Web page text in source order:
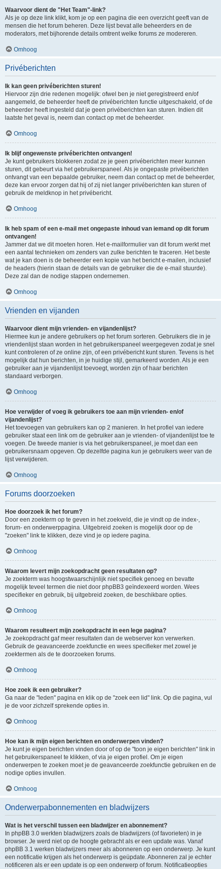
Waarvoor dient de "Het Team"-link?
Als je op deze link klikt, kom je op een pagina die een overzicht geeft van de
mensen die het forum beheren. Deze lijst bevat alle beheerders en de
moderators, met bijhorende details omtrent welke forums ze modereren.
Omhoog
Privéberichten
Ik kan geen privéberichten sturen!
Hiervoor zijn drie redenen mogelijk: ofwel ben je niet geregistreerd en/of
aangemeld, de beheerder heeft de privéberichten functie uitgeschakeld, of de
beheerder heeft ingesteld dat je geen privéberichten kan sturen. Indien dit
laatste het geval is, neem dan contact op met de beheerder.
Omhoog
Ik blijf ongewenste privéberichten ontvangen!
Je kunt gebruikers blokkeren zodat ze je geen privéberichten meer kunnen
sturen, dit gebeurt via het gebruikerspaneel. Als je ongepaste privéberichten
ontvangt van een bepaalde gebruiker, neem dan contact op met de beheerder,
deze kan ervoor zorgen dat hij of zij niet langer privéberichten kan sturen of
gebruik de meldknop in het privébericht.
Omhoog
Ik heb spam of een e-mail met ongepaste inhoud van iemand op dit forum
ontvangen!
Jammer dat we dit moeten horen. Het e-mailformulier van dit forum werkt met
een aantal technieken om zenders van zulke berichten te traceren. Het beste
wat je kan doen is de beheerder een kopie van het bericht e-mailen, inclusief
de headers (hierin staan de details van de gebruiker die de e-mail stuurde).
Deze zal dan de nodige stappen ondernemen.
Omhoog
Vrienden en vijanden
Waarvoor dient mijn vrienden- en vijandenlijst?
Hiermee kun je andere gebruikers op het forum sorteren. Gebruikers die in je
vriendenlijst staan worden in het gebruikerspaneel weergegeven zodat je snel
kunt controleren of ze online zijn, of een privébericht kunt sturen. Tevens is het
mogelijk dat hun berichten, in je huidige stijl, gemarkeerd worden. Als je een
gebruiker aan je vijandenlijst toevoegt, worden zijn of haar berichten
standaard verborgen.
Omhoog
Hoe verwijder of voeg ik gebruikers toe aan mijn vrienden- en/of
vijandenlijst?
Het toevoegen van gebruikers kan op 2 manieren. In het profiel van iedere
gebruiker staat een link om de gebruiker aan je vrienden- of vijandenlijst toe te
voegen. De tweede manier is via het gebruikerspaneel, je moet dan een
gebruikersnaam opgeven. Op dezelfde pagina kun je gebruikers weer van de
lijst verwijderen.
Omhoog
Forums doorzoeken
Hoe doorzoek ik het forum?
Door een zoekterm op te geven in het zoekveld, die je vindt op de index-,
forum- en onderwerppagina. Uitgebreid zoeken is mogelijk door op de
"zoeken" link te klikken, deze vind je op iedere pagina.
Omhoog
Waarom levert mijn zoekopdracht geen resultaten op?
Je zoekterm was hoogstwaarschijnlijk niet specifiek genoeg en bevatte
mogelijk teveel termen die niet door phpBB3 geïndexeerd worden. Wees
specifieker en gebruik, bij uitgebreid zoeken, de beschikbare opties.
Omhoog
Waarom resulteert mijn zoekopdracht in een lege pagina?
Je zoekopdracht gaf meer resultaten dan de webserver kon verwerken.
Gebruik de geavanceerde zoekfunctie en wees specifieker met zowel je
zoektermen als de te doorzoeken forums.
Omhoog
Hoe zoek ik een gebruiker?
Ga naar de "leden" pagina en klik op de "zoek een lid" link. Op die pagina, vul
je de voor zichzelf sprekende opties in.
Omhoog
Hoe kan ik mijn eigen berichten en onderwerpen vinden?
Je kunt je eigen berichten vinden door of op de "toon je eigen berichten" link in
het gebruikerspaneel te klikken, of via je eigen profiel. Om je eigen
onderwerpen te zoeken moet je de geavanceerde zoekfunctie gebruiken en de
nodige opties invullen.
Omhoog
Onderwerpabonnementen en bladwijzers
Wat is het verschil tussen een bladwijzer en abonnement?
In phpBB 3.0 werkten bladwijzers zoals de bladwijzers (of favorieten) in je
browser. Je werd niet op de hoogte gebracht als er een update was. Vanaf
phpBB 3.1 werken bladwijzers meer als abonneren op een onderwerp. Je kunt
een notificatie krijgen als het onderwerp is geüpdate. Abonneren zal je echter
notificeren als er een update is op een onderwerp of forum. Notificatieopties